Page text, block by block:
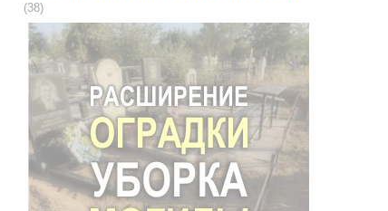
(38)